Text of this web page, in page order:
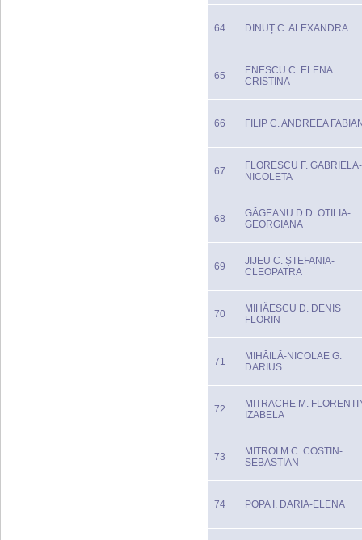
64 DINUȚ C. ALEXANDRA
65
ENESCU C. ELENA
CRISTINA
66 FILIP C. ANDREEA
67
FLORESCU F. GABRIELA-
NICOLETA
68
GĂGEANU D.D. OTILIA-
GEORGIANA
69
JIJEU C. ȘTEFANIA-
CLEOPATRA
70
MIHĂESCU D. DENIS
FLORIN
71
MIHĂILĂ-NICOLAE G.
DARIUS
72
MITRACHE M.
IZABELA
73
MITROI M.C. COSTIN-
SEBASTIAN
74 POPA I. DARIA-ELENA